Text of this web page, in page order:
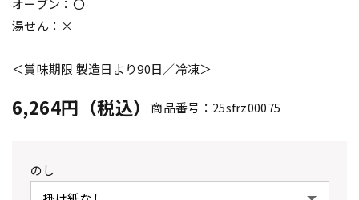
オーブン：〇
湯せん：×
＜賞味期限 製造日より90日／冷凍＞
6,264円（税込） 商品番号：25sfrz00075
のし